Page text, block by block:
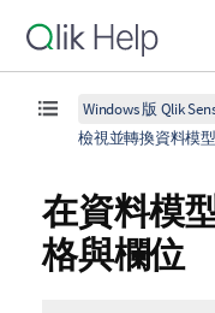
Windows 版 Qlik
檢視並轉換資料模型
在資料模
格與欄位